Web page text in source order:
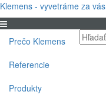
Klemens - vyvetráme za vás
Prečo Klemens
Referencie
Produkty